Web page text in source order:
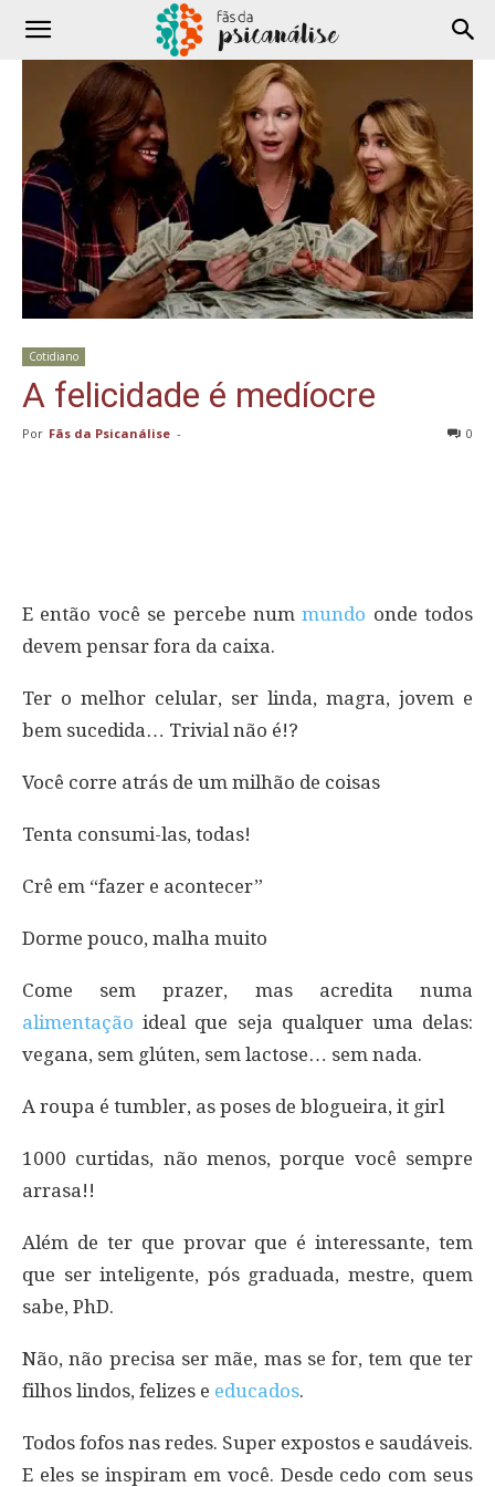
Cotidiano
A felicidade é medíocre
Por Fãs da Psicanálise - 0
E então você se percebe nummundo onde todos
devem pensar fora da caixa.
Ter o melhor celular, ser linda, magra, jovem e
bem sucedida… Trivial não é!?
Você corre atrás de um milhão de coisas
Tenta consumi-las, todas!
Crê em “fazer e acontecer”
Dorme pouco, malha muito
Come sem prazer, mas acredita numa
alimentação ideal que seja qualquer uma delas:
vegana, sem glúten, sem lactose… sem nada.
A roupa é tumbler, as poses de blogueira, it girl
1000 curtidas, não menos, porque você sempre
arrasa!!
Além de ter que provar que é interessante, tem
que ser inteligente, pós graduada, mestre, quem
sabe, PhD.
Não, não precisa ser mãe, mas se for, tem que ter
filhos lindos, felizes e educados.
Todos fofos nas redes. Super expostos e saudáveis.
E eles se inspiram em você. Desde cedo com seus